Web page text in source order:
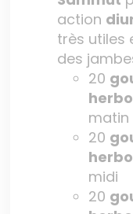
action
très utiles
des
20
matin
20
midi
20